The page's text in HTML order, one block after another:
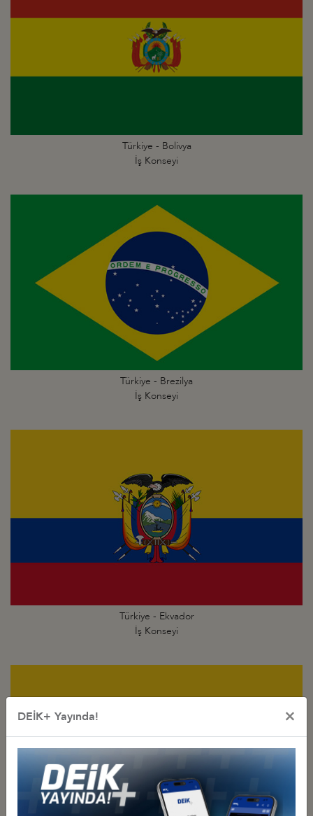
Türkiye - Bolivya
İş Konseyi
Türkiye - Brezilya
İş Konseyi
Türkiye - Ekvador
İş Konseyi
DEİK+ Yayında! ×